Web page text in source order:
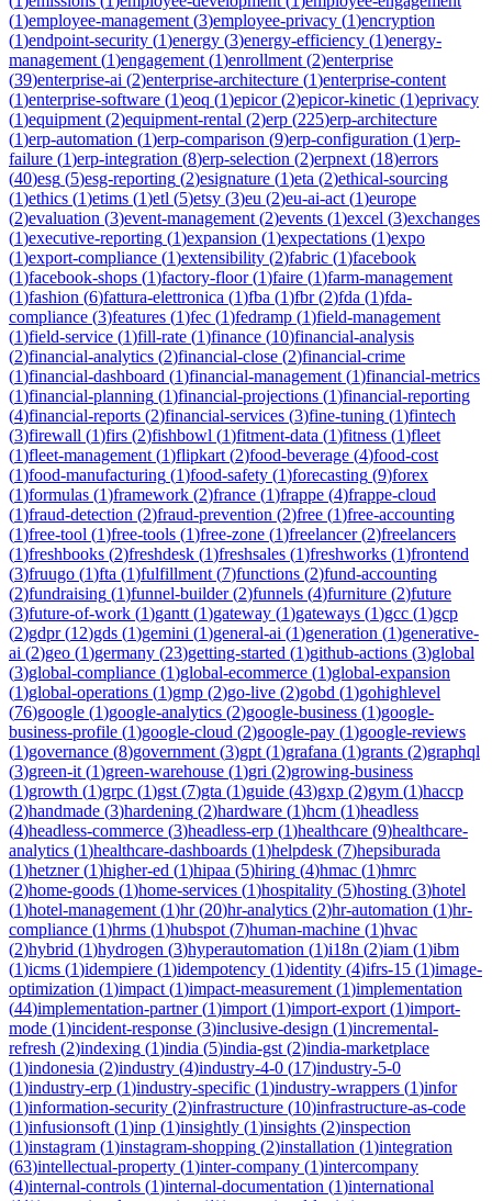
(1)employee-management (3)employee-privacy (1)encryption
(1)endpoint-security (1)energy (3)energy-efficiency (1)energy-
management (1)engagement (1)enrollment (2)enterprise
(39)enterprise-ai (2)enterprise-architecture (1)enterprise-content
(1)enterprise-software (1)eoq (1)epicor(2)epicor-kinetic (1)eprivacy
(1)equipment (2)equipment-rental (2)erp (225)erp-architecture
(1)erp-automation (1)erp-comparison (9)erp-configuration (1)erp-
failure (1)erp-integration (8)erp-selection (2)erpnext (18)errors
(40)esg (5)esg-reporting (2)esignature (1)eta (2)ethical-sourcing
(1)ethics (1)etims (1)etl (5)etsy (3)eu (2)eu-ai-act (1)europe
(2)evaluation (3)event-management (2)events (1)excel (3)exchanges
(1)executive-reporting (1)expansion (1)expectations (1)expo
(1)export-compliance (1)extensibility (2)fabric (1)facebook
(1)facebook-shops (1)factory-floor(1)faire (1)farm-management
(1)fashion (6)fattura-elettronica (1)fba (1)fbr(2)fda (1)fda-
compliance (3)features (1)fec (1)fedramp (1)field-management
(1)field-service (1)fill-rate (1)finance (10)financial-analysis
(2)financial-analytics (2)financial-close (2)financial-crime
(1)financial-dashboard (1)financial-management (1)financial-metrics
(1)financial-planning (1)financial-projections (1)financial-reporting
(4)financial-reports (2)financial-services (3)fine-tuning (1)fintech
(3)firewall (1)firs (2)fishbowl (1)fitment-data (1)fitness (1)fleet
(1)fleet-management (1)flipkart (2)food-beverage (4)food-cost
(1)food-manufacturing (1)food-safety (1)forecasting (9)forex
(1)formulas (1)framework (2)france (1)frappe (4)frappe-cloud
(1)fraud-detection (2)fraud-prevention (2)free (1)free-accounting
(1)free-tool (1)free-tools (1)free-zone (1)freelancer(2)freelancers
(1)freshbooks (2)freshdesk (1)freshsales (1)freshworks (1)frontend
(3)fruugo (1)fta (1)fulfillment (7)functions (2)fund-accounting
(2)fundraising (1)funnel-builder(2)funnels (4)furniture (2)future
(3)future-of-work (1)gantt (1)gateway (1)gateways (1)gcc (1)gcp
(2)gdpr(12)gds (1)gemini (1)general-ai (1)generation (1)generative-
ai (2)geo (1)germany (23)getting-started (1)github-actions (3)global
(3)global-compliance (1)global-ecommerce (1)global-expansion
(1)global-operations (1)gmp (2)go-live (2)gobd (1)gohighlevel
(76)google (1)google-analytics (2)google-business (1)google-
business-profile (1)google-cloud (2)google-pay (1)google-reviews
(1)governance (8)government (3)gpt (1)grafana (1)grants (2)graphql
(3)green-it (1)green-warehouse (1)gri (2)growing-business
(1)growth (1)grpc (1)gst (7)gta (1)guide (43)gxp (2)gym (1)haccp
(2)handmade (3)hardening (2)hardware (1)hcm (1)headless
(4)headless-commerce (3)headless-erp (1)healthcare (9)healthcare-
analytics (1)healthcare-dashboards (1)helpdesk (7)hepsiburada
(1)hetzner(1)higher-ed (1)hipaa (5)hiring (4)hmac (1)hmrc
(2)home-goods (1)home-services (1)hospitality (5)hosting (3)hotel
(1)hotel-management (1)hr(20)hr-analytics (2)hr-automation (1)hr-
compliance (1)hrms (1)hubspot (7)human-machine (1)hvac
(2)hybrid (1)hydrogen (3)hyperautomation (1)i18n (2)iam (1)ibm
(1)icms (1)idempiere (1)idempotency (1)identity (4)ifrs-15 (1)image-
optimization (1)impact (1)impact-measurement (1)implementation
(44)implementation-partner(1)import (1)import-export (1)import-
mode (1)incident-response (3)inclusive-design (1)incremental-
refresh (2)indexing (1)india (5)india-gst (2)india-marketplace
(1)indonesia (2)industry (4)industry-4-0 (17)industry-5-0
(1)industry-erp (1)industry-specific (1)industry-wrappers (1)infor
(1)information-security (2)infrastructure (10)infrastructure-as-code
(1)infusionsoft (1)inp (1)insightly (1)insights (2)inspection
(1)instagram (1)instagram-shopping (2)installation (1)integration
(63)intellectual-property (1)inter-company (1)intercompany
(4)internal-controls (1)internal-documentation (1)international